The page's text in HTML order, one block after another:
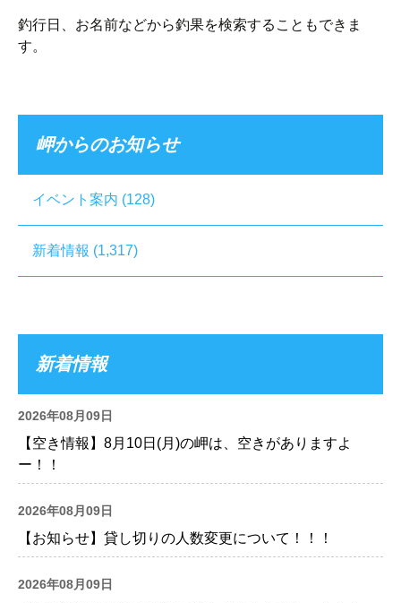
釣行日、お名前などから釣果を検索することもできま
す。
岬からのお知らせ
イベント案内 (128)
新着情報 (1,317)
新着情報
2026年08月09日
【空き情報】8月10日(月)の岬は、空きがありますよ
ー！！
2026年08月09日
【お知らせ】貸し切りの人数変更について！！！
2026年08月09日